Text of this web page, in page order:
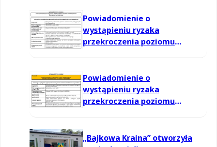
Powiadomienie o
wystąpieniu ryzaka
przekroczenia poziomu
Powiadomienie o
wystąpieniu ryzaka
przekroczenia poziomu
„Bajkowa Kraina” otworzyła